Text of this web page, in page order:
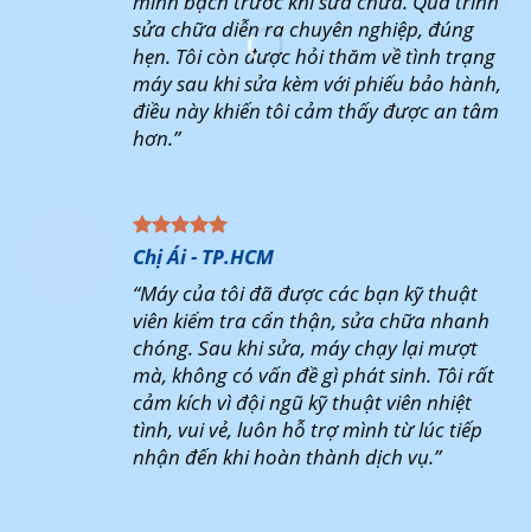
sửa chữa diễn ra chuyên nghiệp, đúng
hẹn. Tôi còn được hỏi thăm về tình trạng
máy sau khi sửa kèm với phiếu bảo hành,
điều này khiến tôi cảm thấy được an tâm
hơn.”
Chị Ái - TP.HCM
“Máy của tôi đã được các bạn kỹ thuật
viên kiểm tra cẩn thận, sửa chữa nhanh
chóng. Sau khi sửa, máy chạy lại mượt
mà, không có vấn đề gì phát sinh. Tôi rất
cảm kích vì đội ngũ kỹ thuật viên nhiệt
tình, vui vẻ, luôn hỗ trợ mình từ lúc tiếp
nhận đến khi hoàn thành dịch vụ.”